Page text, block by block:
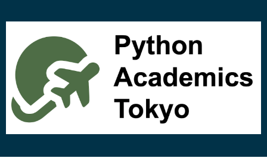
ン
ン
ツ
へ
キ
ッ
プ